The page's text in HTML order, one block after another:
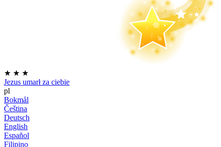
★ ★ ★
Jezus umarł za ciebie
pl
Bokmål
Čeština
Deutsch
English
Español
Filipino